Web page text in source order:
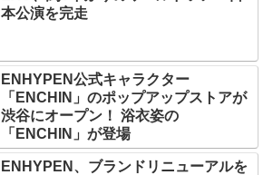
本公演を完走
ENHYPEN公式キャラクター
「ENCHIN」のポップアップストアが
渋谷にオープン！ 浴衣姿の
「ENCHIN」が登場
ENHYPEN、ブランドリニューアルを